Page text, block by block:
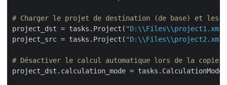
# Charger le projet de destination (de base) et les
project_dst = tasks.Project( "D:\\Files\\project1.xml"
project_src = tasks.Project( "D:\\Files\\project2.xml"
# Désactiver le calcul automatique lors de la copie
project_dst.calculation_mode =